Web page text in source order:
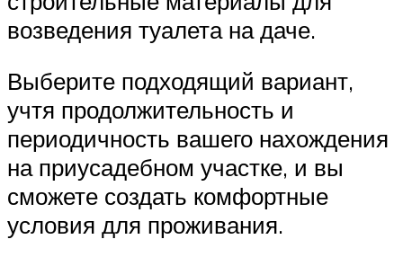
возведения туалета на даче.
Выберите подходящий вариант,
учтя продолжительность и
периодичность вашего нахождения
на приусадебном участке, и вы
сможете создать комфортные
условия для проживания.